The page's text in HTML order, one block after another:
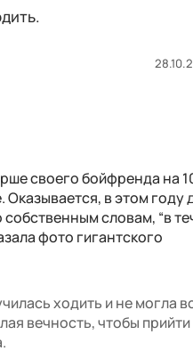
своего бойфренда на
в этом году
словам, “в
фото гигантского
ходить и не могла
вечность, чтобы прийти